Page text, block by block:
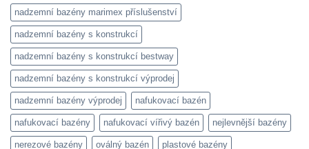
nadzemní bazény marimex příslušenství
nadzemní bazény s konstrukcí
nadzemní bazény s konstrukcí bestway
nadzemní bazény s konstrukcí výprodej
nadzemní bazény výprodej nafukovací bazén
nafukovací bazény nafukovací vířivý bazén nejlevnější bazény
nerezové bazény oválný bazén plastové bazény